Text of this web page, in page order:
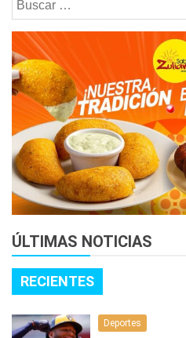
ÚLTIMAS NOTICIAS
RECIENTES
Deportes